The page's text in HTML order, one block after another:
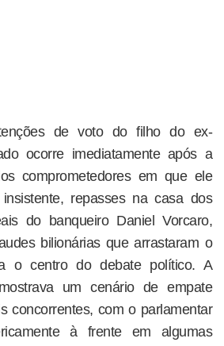
de voto do filho do ex-
ocorre imediatamente após a
comprometedores em que ele
repasses na casa dos
do banqueiro Daniel Vorcaro,
bilionárias que arrastaram o
o centro do debate político. A
um cenário de empate
concorrentes, com o parlamentar
à frente em algumas